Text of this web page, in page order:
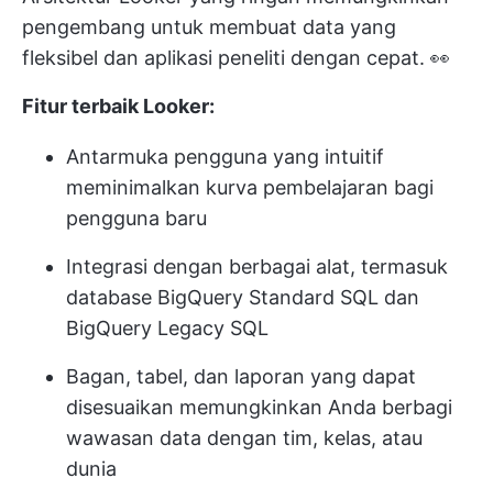
pengembang untuk membuat data yang
fleksibel dan aplikasi peneliti dengan cepat. 👀
Fitur terbaik Looker:
Antarmuka pengguna yang intuitif
meminimalkan kurva pembelajaran bagi
pengguna baru
Integrasi dengan berbagai alat, termasuk
database BigQuery Standard SQL dan
BigQuery Legacy SQL
Bagan, tabel, dan laporan yang dapat
disesuaikan memungkinkan Anda berbagi
wawasan data dengan tim, kelas, atau
dunia